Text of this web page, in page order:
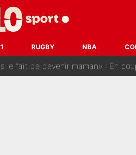
RUGBY NBA
choix pour Benjamin Da Silva et
L'EQUIPE du Soir : Il refuse de faire
: En couple avec Antoine Dupont, Iris